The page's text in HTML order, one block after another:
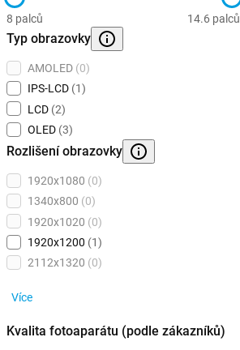
8 palců 14.6 palců
Typ obrazovky
AMOLED (0)
IPS-LCD (1)
LCD (2)
OLED (3)
Rozlišení obrazovky
1920x1080 (0)
1340x800 (0)
1920x1020 (0)
1920x1200 (1)
2112x1320 (0)
Více
Kvalita fotoaparátu (podle zákazníků)